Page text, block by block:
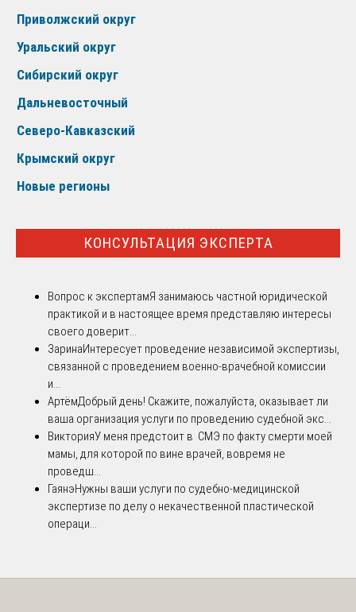
Приволжский округ
Уральский округ
Сибирский округ
Дальневосточный
Северо-Кавказский
Крымский округ
Новые регионы
КОНСУЛЬТАЦИЯ ЭКСПЕРТА
Вопрос к экспертамЯ занимаюсь частной юридической
практикой и в настоящее время представляю интересы
своего доверит...
ЗаринаИнтересует проведение независимой экспертизы,
связанной с проведением военно-врачебной комиссии
и...
АртёмДобрый день! Скажите, пожалуйста, оказывает ли
ваша организация услуги по проведению судебной экс...
ВикторияУ меня предстоит в СМЭ по факту смерти моей
мамы, для которой по вине врачей, вовремя не
проведш...
ГаянэНужны ваши услуги по судебно-медицинской
экспертизе по делу о некачественной пластической
операци...